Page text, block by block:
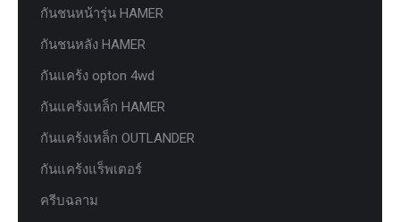
กันชนหน้ารุ่น HAMER
กันชนหลัง HAMER
กันแคร้ง opton 4wd
กันแคร้งเหล็ก HAMER
กันแคร้งเหล็ก OUTLANDER
กันแคร้งแร็พเตอร์
ครีบฉลาม